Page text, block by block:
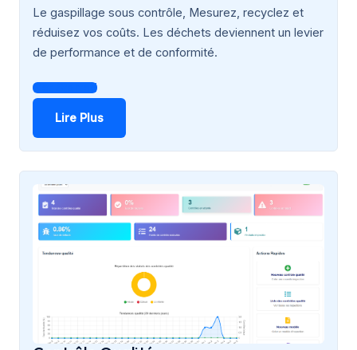
Le gaspillage sous contrôle, Mesurez, recyclez et
réduisez vos coûts. Les déchets deviennent un levier
de performance et de conformité.
Get Started
Lire Plus